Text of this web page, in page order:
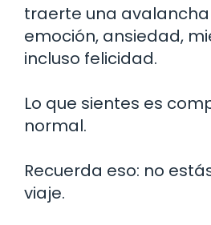
traerte una
emoción, ansiedad,
incluso felicidad.
Lo que sientes es
normal.
Recuerda eso: no
viaje.